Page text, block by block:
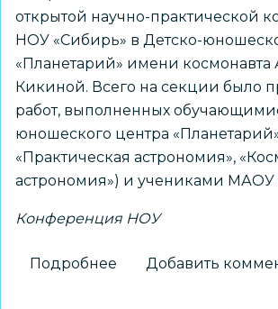
открытой научно-практической
НОУ «Сибирь» в Детско-
«Планетарий» имени космонавта
Кикиной. Всего на секции было
работ, выполненных
юношеского центра
«Практическая астрономия»,
астрономия») и учениками
Конференция НОУ
Подробнее Добавить